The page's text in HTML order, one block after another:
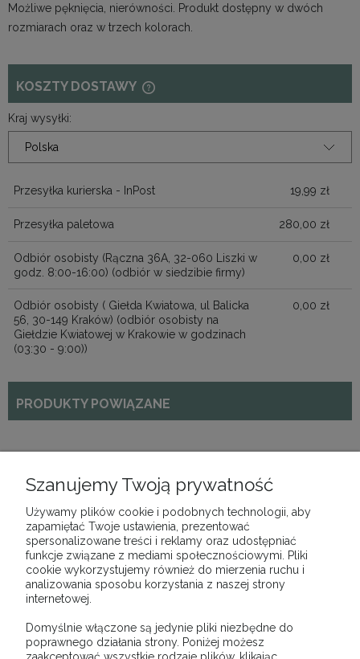
Możliwe pęknięcia, nierówności. Produkt dostępny w dwóch
rozmiarach oraz w trzech kolorach.
KOSZTY DOSTAWY
Kraj wysyłki:
Przesyłka kurierska - InPost 19,99 zł
Przesyłka paletowa 280,00 zł
Odbiór osobisty (Rączna 36A, 32-060 Liszki w
godz. 8:00-16:00) (odbiór w siedzibie firmy)
0,00 zł
Odbiór osobisty ( Giełda Kwiatowa, ul Balicka
56, 30-149 Kraków) (odbiór osobisty na
Giełdzie Kwiatowej w Krakowie w godzinach
(03:30 - 9:00))
0,00 zł
PRODUKTY POWIĄZANE
Cena netto:
DO KOSZYKA
OPINIE O PRODUKCIE (0)
Szanujemy Twoją prywatność
Używamy plików cookie i podobnych technologii, aby
zapamiętać Twoje ustawienia, prezentować
spersonalizowane treści i reklamy oraz udostępniać
funkcje związane z mediami społecznościowymi. Pliki
cookie wykorzystujemy również do mierzenia ruchu i
analizowania sposobu korzystania z naszej strony
internetowej.
Domyślnie włączone są jedynie pliki niezbędne do
poprawnego działania strony. Poniżej możesz